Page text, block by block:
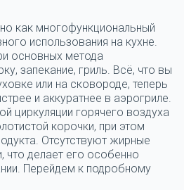
как многофункциональный
использования на кухне.
основных метода
запекание, гриль. Всё, что вы
или на сковороде, теперь
и аккуратнее в аэрогриле.
циркуляции горячего воздуха
корочки, при этом
Отсутствуют жирные
что делает его особенно
Перейдем к подробному